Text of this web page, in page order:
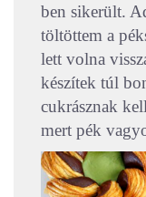
ben sikerült.
töltöttem a
lett volna
készítek túl
cukrásznak
mert pék